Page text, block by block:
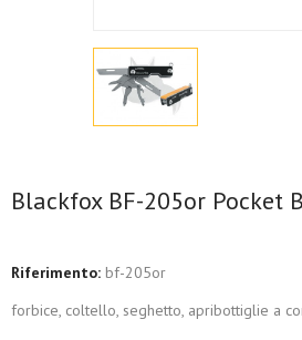
Blackfox BF-205or Pocket
Riferimento: bf-205or
forbice, coltello, seghetto, apribottiglie a